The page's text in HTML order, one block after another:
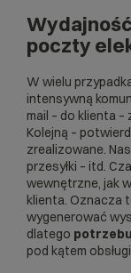
poczty
W wielu
intensywną
mail – do klienta
Kolejną –
zrealizowane.
przesyłki – itd.
wewnętrzne, jak
klienta. Oznacza
wygenerować
dlatego
pod kątem